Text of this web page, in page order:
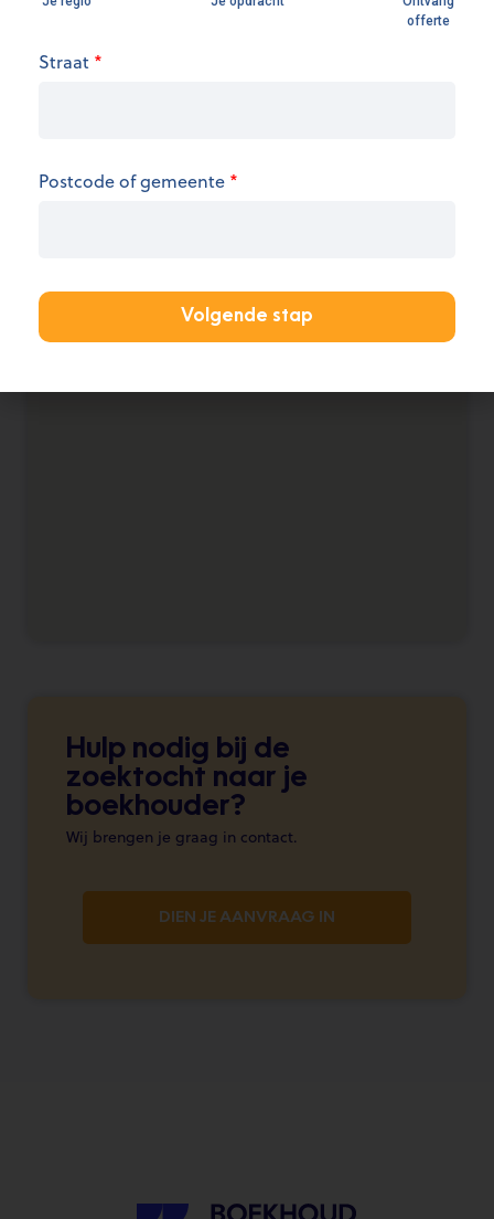
Hulp nodig bij de
zoektocht naar je
boekhouder?
Wij brengen je graag in contact.
DIEN JE AANVRAAG IN
KANTOOR AANMELDEN
Straat *
Postcode of gemeente *
Volgende stap